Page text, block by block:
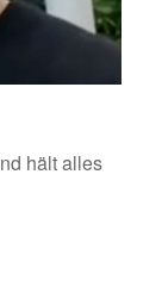
hält alles